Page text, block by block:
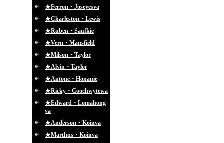
★Ferron・Joseyesva
★Charleston・Lewis
★Ruben・Saufkie
★Vern・Mansfield
★Milson・Taylor
★Alvin・Taylor
★Antone・Honanie
★Ricky・Coochwytewa
★Edward・Lomahong
va
★Anderson・Koinva
★Marthus・Koinva